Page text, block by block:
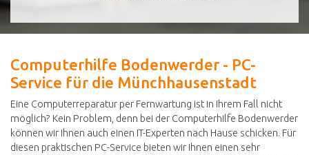
Computerhilfe Bodenwerder - PC-
Service für die Münchhausenstadt
Eine Computerreparatur per Fernwartung ist in Ihrem Fall nicht
möglich? Kein Problem, denn bei der Computerhilfe Bodenwerder
können wir Ihnen auch einen IT-Experten nach Hause schicken. Für
diesen praktischen PC-Service bieten wir Ihnen einen sehr